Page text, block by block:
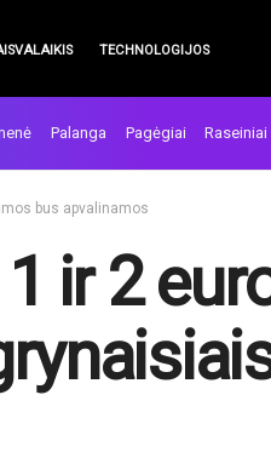
TECHNOLOGIJOS
Palanga Pagėgiai Raseiniai
bus apvalinamos
ir 2